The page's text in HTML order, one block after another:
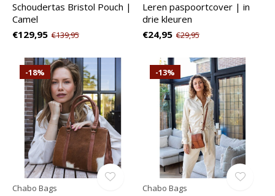
Schoudertas Bristol Pouch |
Camel
€129,95 €139,95
Leren paspoortcover | in
drie kleuren
€24,95 €29,95
-18%
Chabo Bags
-13%
Chabo Bags